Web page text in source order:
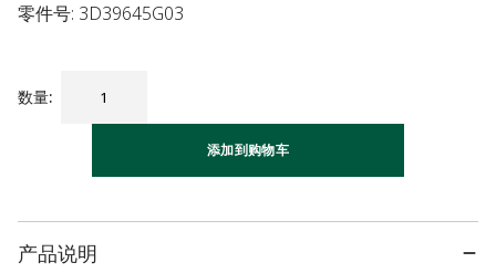
零件号: 3D39645G03
数量:
添加到购物车
产品说明